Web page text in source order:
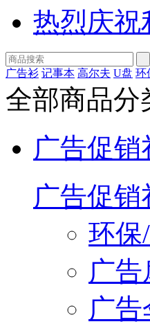
热烈庆祝
广告衫 记事本 高尔夫 U盘 环
全部商品分
广告促销
广告促销
环保
广告
广告